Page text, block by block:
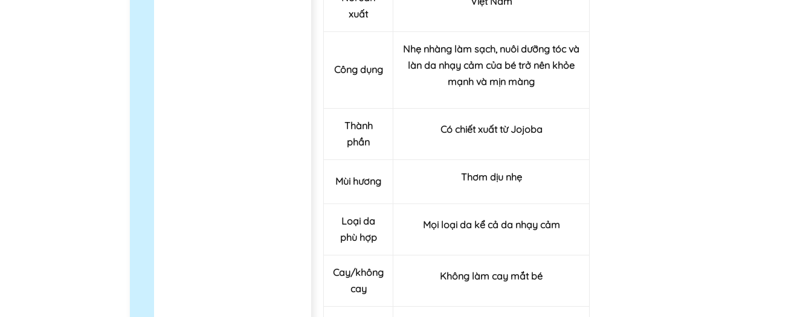
xuất
Công dụng
Nhẹ nhàng làm sạch, nuôi dưỡng tóc và
làn da nhạy cảm của bé trở nên khỏe
mạnh và mịn màng
Thành
phần
Có chiết xuất từ Jojoba
Mùi hương Thơm dịu nhẹ
Loại da
phù hợp
Mọi loại da kể cả da nhạy cảm
Cay/không
cay
Không làm cay mắt bé